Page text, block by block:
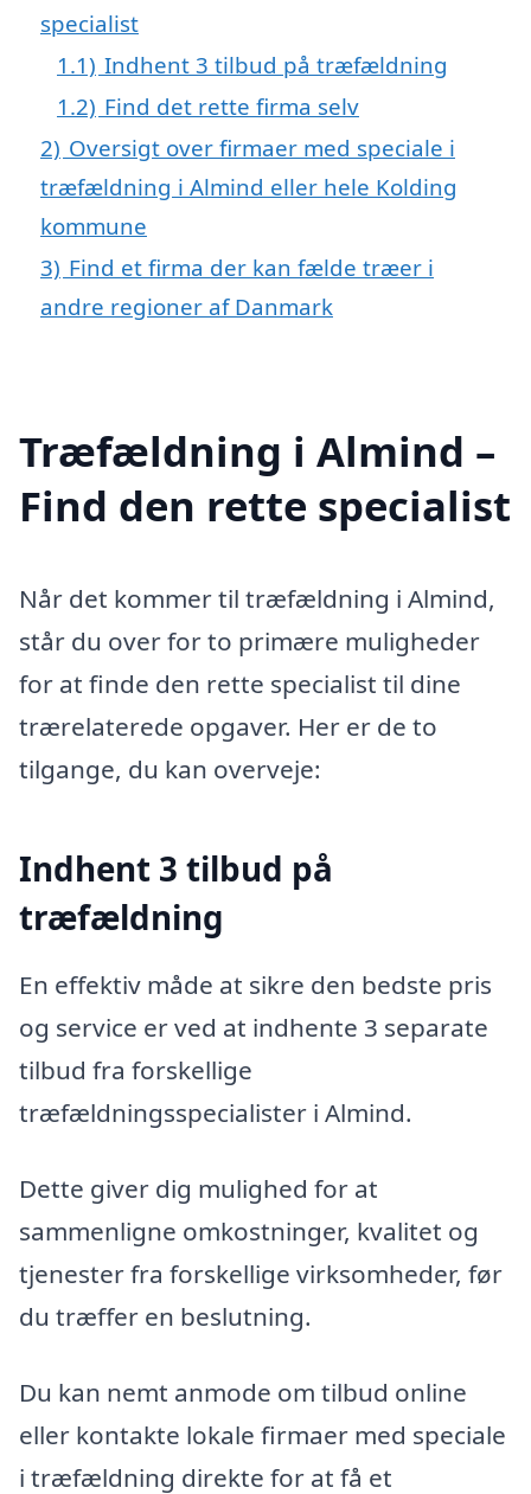
specialist
1.1) Indhent 3 tilbud på træfældning
1.2) Find det rette firma selv
2) Oversigt over firmaer med speciale i
træfældning i Almind eller hele Kolding
kommune
3) Find et firma der kan fælde træer i
andre regioner af Danmark
Træfældning i Almind –
Find den rette specialist
Når det kommer til træfældning i Almind,
står du over for to primære muligheder
for at finde den rette specialist til dine
trærelaterede opgaver. Her er de to
tilgange, du kan overveje:
Indhent 3 tilbud på
træfældning
En effektiv måde at sikre den bedste pris
og service er ved at indhente 3 separate
tilbud fra forskellige
træfældningsspecialister i Almind.
Dette giver dig mulighed for at
sammenligne omkostninger, kvalitet og
tjenester fra forskellige virksomheder, før
du træffer en beslutning.
Du kan nemt anmode om tilbud online
eller kontakte lokale firmaer med speciale
i træfældning direkte for at få et